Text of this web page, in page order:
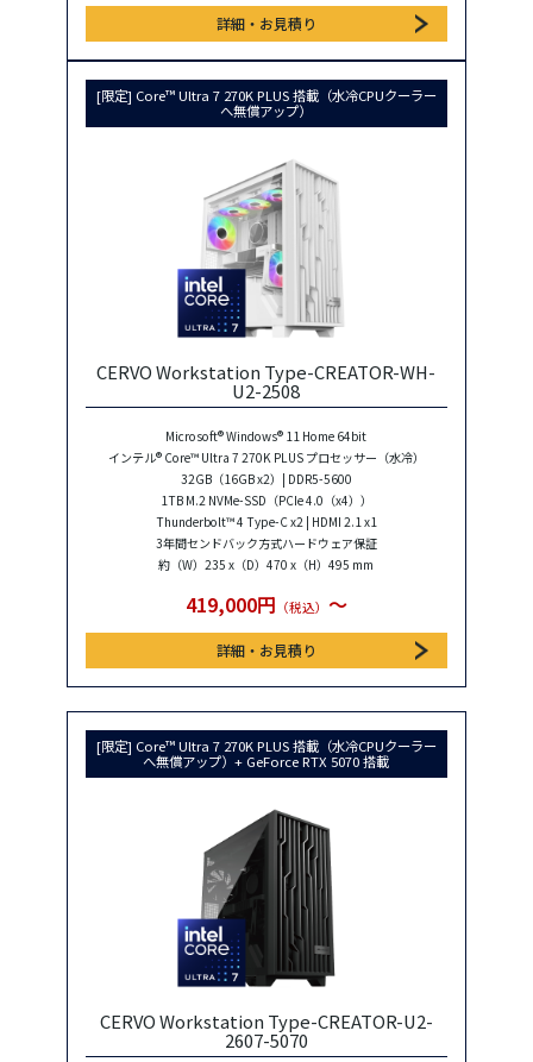
詳細・お見積り
[限定] Core™ Ultra 7 270K PLUS 搭載（水冷CPUクーラー
へ無償アップ）
CERVO Workstation Type-CREATOR-WH-
U2-2508
Microsoft® Windows® 11 Home 64bit
インテル® Core™ Ultra 7 270K PLUS プロセッサー（水冷）
32GB（16GB x2）| DDR5-5600
1TB M.2 NVMe-SSD（PCIe 4.0（x4））
Thunderbolt™ 4 Type-C x2 | HDMI 2.1 x1
3年間センドバック方式ハードウェア保証
約（W）235 x（D）470 x（H）495 mm
419,000円 （税込） 〜
詳細・お見積り
[限定] Core™ Ultra 7 270K PLUS 搭載（水冷CPUクーラー
へ無償アップ）+ GeForce RTX 5070 搭載
CERVO Workstation Type-CREATOR-U2-
2607-5070